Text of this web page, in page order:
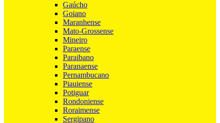
Gaúcho
Goiano
Maranhense
Mato-Grossense
Mineiro
Paraense
Paraibano
Paranaense
Pernambucano
Piauiense
Potiguar
Rondoniense
Roraimense
Sergipano